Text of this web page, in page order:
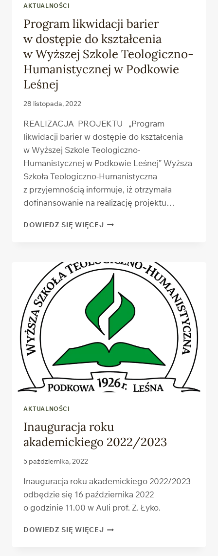
AKTUALNOŚCI
Program likwidacji barier
w dostępie do kształcenia
w Wyższej Szkole Teologiczno-
Humanistycznej w Podkowie
Leśnej
28 listopada, 2022
REALIZACJA PROJEKTU „Program
likwidacji barier w dostępie do kształcenia
w Wyższej Szkole Teologiczno-
Humanistycznej w Podkowie Leśnej” Wyższa
Szkoła Teologiczno-Humanistyczna
z przyjemnością informuje, iż otrzymała
dofinansowanie na realizację projektu…
DOWIEDZ SIĘ WIĘCEJPROGRAM
DO KSZTAŁCENIA
W WYŻSZEJ
SZKOLE
TEOLOGICZNO-
HUMANISTYCZNEJ
W PODKOWIE
LEŚNEJ
AKTUALNOŚCI
Inauguracja roku
akademickiego 2022/2023
5 października, 2022
Inauguracja roku akademickiego 2022/2023
odbędzie się 16 października 2022
o godzinie 11.00 w Auli prof. Z. Łyko.
DOWIEDZ SIĘ WIĘCEJINAUGURACJA